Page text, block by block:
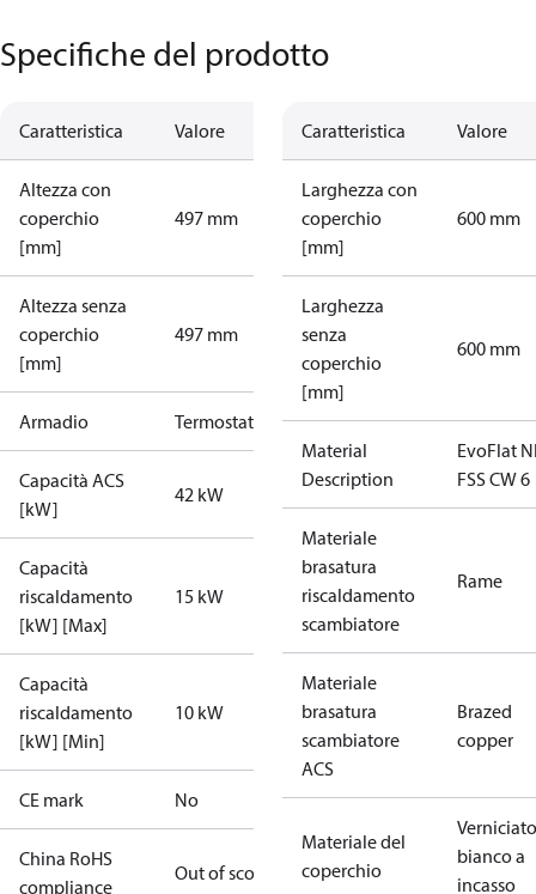
Specifiche del prodotto
Caratteristica Valore
Altezza con
coperchio
[mm]
497 mm
Altezza senza
coperchio
[mm]
497 mm
Armadio Termostato
Capacità ACS
[kW]
42 kW
Capacità
riscaldamento
[kW] [Max]
15 kW
Capacità
riscaldamento
[kW] [Min]
10 kW
CE mark No
China RoHS
compliance
Out of scope
Caratteristica Valore
Larghezza con
coperchio
[mm]
600 mm
Larghezza
senza
coperchio
[mm]
600 mm
Material
Description
EvoFlat
FSS CW 6
Materiale
brasatura
riscaldamento
scambiatore
Rame
Materiale
brasatura
scambiatore
ACS
Brazed
copper
Materiale del
coperchio
Verniciato
bianco a
incasso